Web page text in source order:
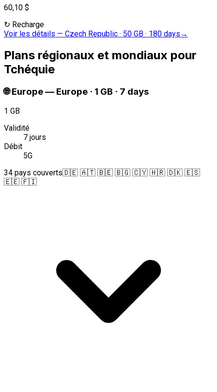
60,10 $
↻ Recharge
Voir les détails — Czech Republic · 50 GB · 180 days →
Plans régionaux et mondiaux pour
Tchéquie
🌐 Europe— Europe · 1 GB · 7 days
1 GB
Validité
7 jours
Débit
5G
34 pays couverts🇩🇪 🇦🇹 🇧🇪 🇧🇬 🇨🇾 🇭🇷 🇩🇰 🇪🇸
🇪🇪 🇫🇮